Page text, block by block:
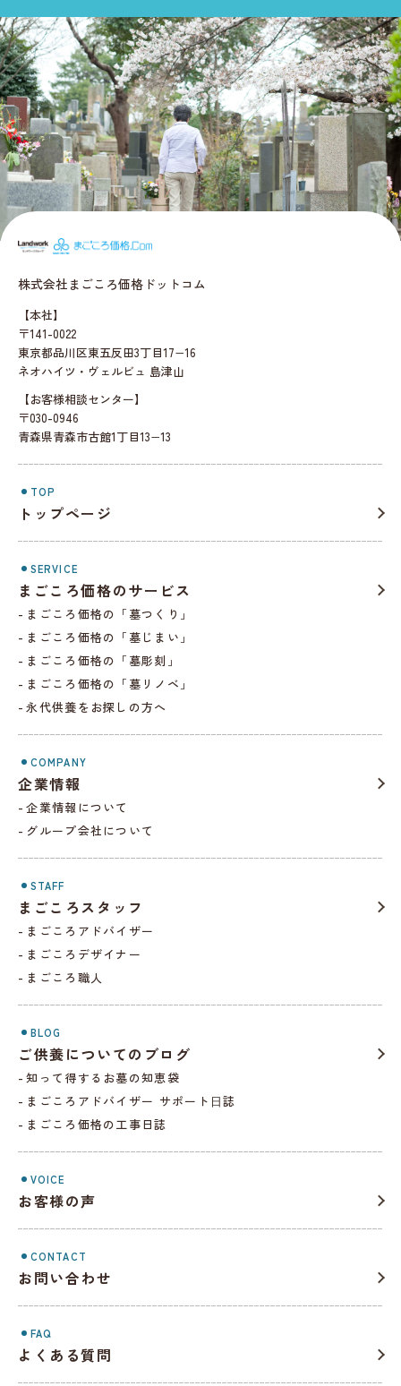
まごころ価格
株式会社まごころ価格ドットコム
【本社】
〒141-0022
東京都品川区東五反田3丁目17−16
ネオハイツ・ヴェルビュ 島津山
【お客様相談センター】
〒030-0946
青森県青森市古館1丁目13−13
TOP
トップページ
SERVICE
まごころ価格のサービス
まごころ価格の「墓つくり」
まごころ価格の「墓じまい」
まごころ価格の「墓彫刻」
まごころ価格の「墓リノベ」
永代供養をお探しの方へ
COMPANY
企業情報
企業情報について
グループ会社について
STAFF
まごころスタッフ
まごころアドバイザー
まごころデザイナー
まごころ職人
BLOG
ご供養についてのブログ
知って得するお墓の知恵袋
まごころアドバイザー サポート⽇誌
まごころ価格の工事日誌
VOICE
お客様の声
CONTACT
お問い合わせ
FAQ
よくある質問